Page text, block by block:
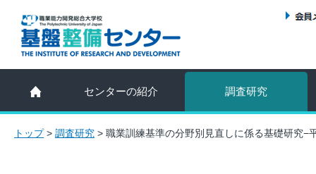
センターの紹介 調査研究
トップ> 調査研究 > 職業訓練基準の分野別見直しに係る基礎研究−